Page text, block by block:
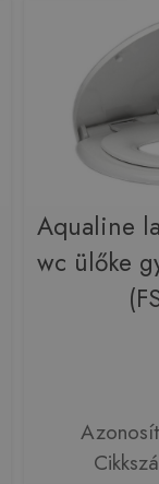
Aqualine
wc ülőke